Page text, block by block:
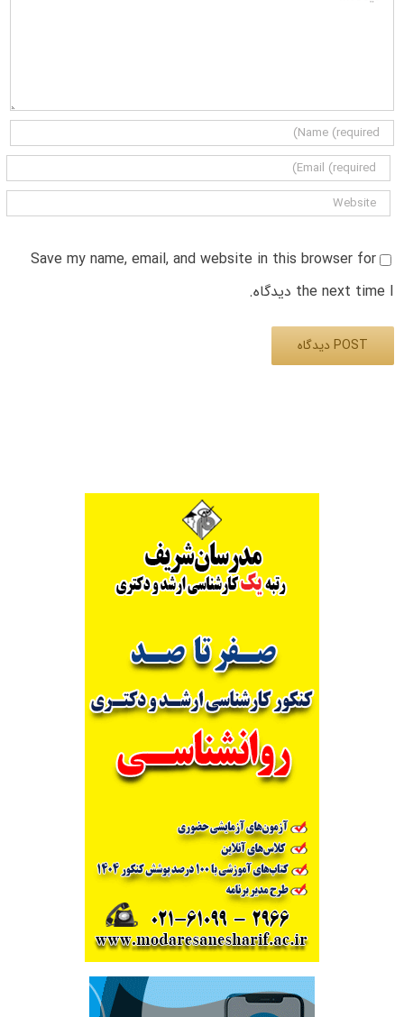
Save my name, email, and website in this browser for
the next time I دیدگاه.